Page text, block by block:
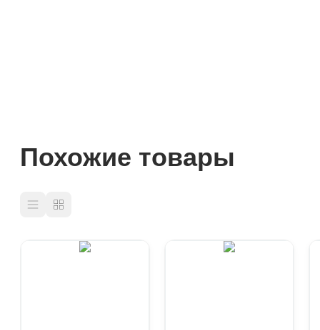
Похожие товары